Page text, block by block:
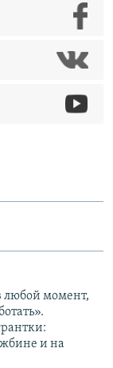
любой момент,
и на